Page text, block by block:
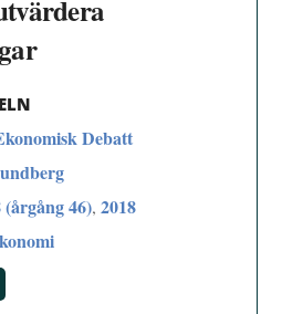
Debatt
(årgång 46),2018